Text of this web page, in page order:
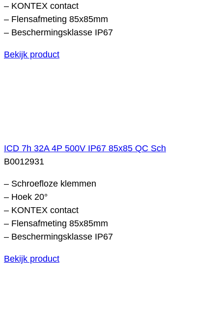
– KONTEX contact
– Flensafmeting 85x85mm
– Beschermingsklasse IP67
Bekijk product
ICD 7h 32A 4P 500V IP67 85x85 QC Sch
B0012931
– Schroefloze klemmen
– Hoek 20°
– KONTEX contact
– Flensafmeting 85x85mm
– Beschermingsklasse IP67
Bekijk product